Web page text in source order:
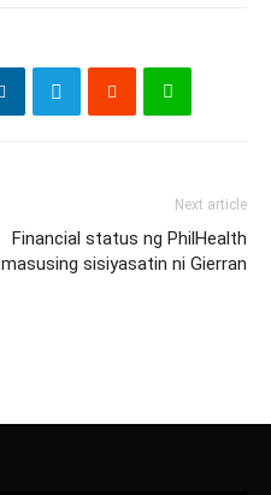
Next article
Financial status ng PhilHealth
masusing sisiyasatin ni Gierran